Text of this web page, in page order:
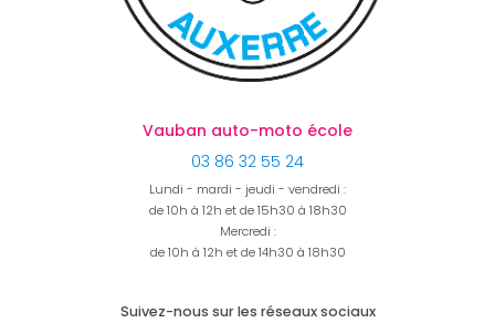
Vauban auto-moto école
03 86 32 55 24
Lundi - mardi - jeudi - vendredi :
de 10h à 12h et de 15h30 à 18h30
Mercredi :
de 10h à 12h et de 14h30 à 18h30
Suivez-nous sur les réseaux sociaux